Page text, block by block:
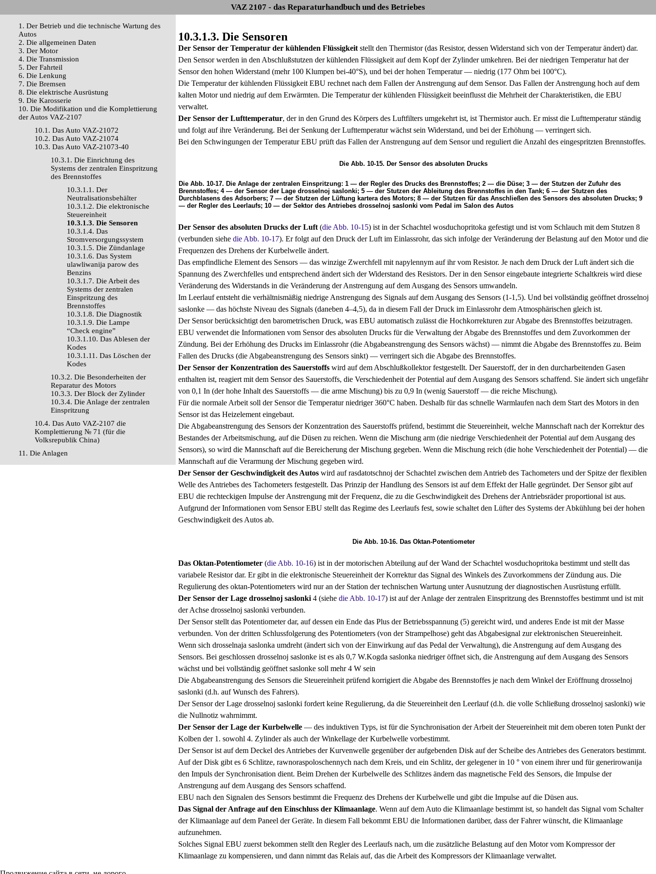
VAZ 2107 - das Reparaturhandbuch und des Betriebes
1. Der Betrieb und die technische Wartung des
Autos
2. Die allgemeinen Daten
3. Der Motor
4. Die Transmission
5. Der Fahrteil
6. Die Lenkung
7. Die Bremsen
8. Die elektrische Ausrüstung
9. Die Karosserie
10. Die Modifikation und die Komplettierung
der Autos VAZ-2107
10.1. Das Auto VAZ-21072
10.2. Das Auto VAZ-21074
10.3. Das Auto VAZ-21073-40
10.3.1. Die Einrichtung des
Systems der zentralen Einspritzung
des Brennstoffes
10.3.1.1. Der
Neutralisationsbehälter
10.3.1.2. Die elektronische
Steuereinheit
10.3.1.3. Die Sensoren
10.3.1.4. Das
Stromversorgungssystem
10.3.1.5. Die Zündanlage
10.3.1.6. Das System
ulawliwanija parow des
Benzins
10.3.1.7. Die Arbeit des
Systems der zentralen
Einspritzung des
Brennstoffes
10.3.1.8. Die Diagnostik
10.3.1.9. Die Lampe
“Check engine”
10.3.1.10. Das Ablesen der
Kodes
10.3.1.11. Das Löschen der
Kodes
10.3.2. Die Besonderheiten der
Reparatur des Motors
10.3.3. Der Block der Zylinder
10.3.4. Die Anlage der zentralen
Einspritzung
10.4. Das Auto VAZ-2107 die
Komplettierung № 71 (für die
Volksrepublik China)
11. Die Anlagen
10.3.1.3. Die Sensoren
Der Sensor der Temperatur der kühlenden Flüssigkeit stellt den Thermistor (das Resistor, dessen Widerstand sich von der Temperatur ändert) dar.
Den Sensor werden in den Abschlußstutzen der kühlenden Flüssigkeit auf dem Kopf der Zylinder umkehren. Bei der niedrigen Temperatur hat der
Sensor den hohen Widerstand (mehr 100 Klumpen bei-40°S), und bei der hohen Temperatur — niedrig (177 Ohm bei 100°С).
Die Temperatur der kühlenden Flüssigkeit EBU rechnet nach dem Fallen der Anstrengung auf dem Sensor. Das Fallen der Anstrengung hoch auf dem
kalten Motor und niedrig auf dem Erwärmten. Die Temperatur der kühlenden Flüssigkeit beeinflusst die Mehrheit der Charakteristiken, die EBU
verwaltet.
Der Sensor der Lufttemperatur, der in den Grund des Körpers des Luftfilters umgekehrt ist, ist Thermistor auch. Er misst die Lufttemperatur ständig
und folgt auf ihre Veränderung. Bei der Senkung der Lufttemperatur wächst sein Widerstand, und bei der Erhöhung — verringert sich.
Bei den Schwingungen der Temperatur EBU prüft das Fallen der Anstrengung auf dem Sensor und reguliert die Anzahl des eingespritzten Brennstoffes.
Die Abb. 10-15. Der Sensor des absoluten Drucks
Die Abb. 10-17. Die Anlage der zentralen Einspritzung: 1 — der Regler des Drucks des Brennstoffes; 2 — die Düse; 3 — der Stutzen der Zufuhr des
Brennstoffes; 4 — der Sensor der Lage drosselnoj saslonki; 5 — der Stutzen der Ableitung des Brennstoffes in den Tank; 6 — der Stutzen des
Durchblasens des Adsorbers; 7 — der Stutzen der Lüftung kartera des Motors; 8 — der Stutzen für das Anschließen des Sensors des absoluten Drucks; 9
— der Regler des Leerlaufs; 10 — der Sektor des Antriebes drosselnoj saslonki vom Pedal im Salon des Autos
Der Sensor des absoluten Drucks der Luft (die Abb. 10-15) ist in der Schachtel wosduchopritoka gefestigt und ist vom Schlauch mit dem Stutzen 8
(verbunden siehe die Abb. 10-17). Er folgt auf den Druck der Luft im Einlassrohr, das sich infolge der Veränderung der Belastung auf den Motor und die
Frequenzen des Drehens der Kurbelwelle ändert.
Das empfindliche Element des Sensors — das winzige Zwerchfell mit napylennym auf ihr vom Resistor. Je nach dem Druck der Luft ändert sich die
Spannung des Zwerchfelles und entsprechend ändert sich der Widerstand des Resistors. Der in den Sensor eingebaute integrierte Schaltkreis wird diese
Veränderung des Widerstands in die Veränderung der Anstrengung auf dem Ausgang des Sensors umwandeln.
Im Leerlauf entsteht die verhältnismäßig niedrige Anstrengung des Signals auf dem Ausgang des Sensors (1-1,5). Und bei vollständig geöffnet drosselnoj
saslonke — das höchste Niveau des Signals (daneben 4–4,5), da in diesem Fall der Druck im Einlassrohr dem Atmosphärischen gleich ist.
Der Sensor berücksichtigt den barometrischen Druck, was EBU automatisch zulässt die Hochkorrekturen zur Abgabe des Brennstoffes beizutragen.
EBU verwendet die Informationen vom Sensor des absoluten Drucks für die Verwaltung der Abgabe des Brennstoffes und dem Zuvorkommen der
Zündung. Bei der Erhöhung des Drucks im Einlassrohr (die Abgabeanstrengung des Sensors wächst) — nimmt die Abgabe des Brennstoffes zu. Beim
Fallen des Drucks (die Abgabeanstrengung des Sensors sinkt) — verringert sich die Abgabe des Brennstoffes.
Der Sensor der Konzentration des Sauerstoffs wird auf dem Abschlußkollektor festgestellt. Der Sauerstoff, der in den durcharbeitenden Gasen
enthalten ist, reagiert mit dem Sensor des Sauerstoffs, die Verschiedenheit der Potential auf dem Ausgang des Sensors schaffend. Sie ändert sich ungefähr
von 0,1 In (der hohe Inhalt des Sauerstoffs — die arme Mischung) bis zu 0,9 In (wenig Sauerstoff — die reiche Mischung).
Für die normale Arbeit soll der Sensor die Temperatur niedriger 360°С haben. Deshalb für das schnelle Warmlaufen nach dem Start des Motors in den
Sensor ist das Heizelement eingebaut.
Die Abgabeanstrengung des Sensors der Konzentration des Sauerstoffs prüfend, bestimmt die Steuereinheit, welche Mannschaft nach der Korrektur des
Bestandes der Arbeitsmischung, auf die Düsen zu reichen. Wenn die Mischung arm (die niedrige Verschiedenheit der Potential auf dem Ausgang des
Sensors), so wird die Mannschaft auf die Bereicherung der Mischung gegeben. Wenn die Mischung reich (die hohe Verschiedenheit der Potential) — die
Mannschaft auf die Verarmung der Mischung gegeben wird.
Der Sensor der Geschwindigkeit des Autos wird auf rasdatotschnoj der Schachtel zwischen dem Antrieb des Tachometers und der Spitze der flexiblen
Welle des Antriebes des Tachometers festgestellt. Das Prinzip der Handlung des Sensors ist auf dem Effekt der Halle gegründet. Der Sensor gibt auf
EBU die rechteckigen Impulse der Anstrengung mit der Frequenz, die zu die Geschwindigkeit des Drehens der Antriebsräder proportional ist aus.
Aufgrund der Informationen vom Sensor EBU stellt das Regime des Leerlaufs fest, sowie schaltet den Lüfter des Systems der Abkühlung bei der hohen
Geschwindigkeit des Autos ab.
Die Abb. 10-16. Das Oktan-Potentiometer
Das Oktan-Potentiometer (die Abb. 10-16) ist in der motorischen Abteilung auf der Wand der Schachtel wosduchopritoka bestimmt und stellt das
variabele Resistor dar. Er gibt in die elektronische Steuereinheit der Korrektur das Signal des Winkels des Zuvorkommens der Zündung aus. Die
Regulierung des oktan-Potentiometers wird nur an der Station der technischen Wartung unter Ausnutzung der diagnostischen Ausrüstung erfüllt.
Der Sensor der Lage drosselnoj saslonki 4 (siehe die Abb. 10-17) ist auf der Anlage der zentralen Einspritzung des Brennstoffes bestimmt und ist mit
der Achse drosselnoj saslonki verbunden.
Der Sensor stellt das Potentiometer dar, auf dessen ein Ende das Plus der Betriebsspannung (5) gereicht wird, und anderes Ende ist mit der Masse
verbunden. Von der dritten Schlussfolgerung des Potentiometers (von der Strampelhose) geht das Abgabesignal zur elektronischen Steuereinheit.
Wenn sich drosselnaja saslonka umdreht (ändert sich von der Einwirkung auf das Pedal der Verwaltung), die Anstrengung auf dem Ausgang des
Sensors. Bei geschlossen drosselnoj saslonke ist es als 0,7 W.Kogda saslonka niedriger öffnet sich, die Anstrengung auf dem Ausgang des Sensors
wächst und bei vollständig geöffnet saslonke soll mehr 4 W sein
Die Abgabeanstrengung des Sensors die Steuereinheit prüfend korrigiert die Abgabe des Brennstoffes je nach dem Winkel der Eröffnung drosselnoj
saslonki (d.h. auf Wunsch des Fahrers).
Der Sensor der Lage drosselnoj saslonki fordert keine Regulierung, da die Steuereinheit den Leerlauf (d.h. die volle Schließung drosselnoj saslonki) wie
die Nullnotiz wahrnimmt.
Der Sensor der Lage der Kurbelwelle — des induktiven Typs, ist für die Synchronisation der Arbeit der Steuereinheit mit dem oberen toten Punkt der
Kolben der 1. sowohl 4. Zylinder als auch der Winkellage der Kurbelwelle vorbestimmt.
Der Sensor ist auf dem Deckel des Antriebes der Kurvenwelle gegenüber der aufgebenden Disk auf der Scheibe des Antriebes des Generators bestimmt.
Auf der Disk gibt es 6 Schlitze, rawnoraspoloschennych nach dem Kreis, und ein Schlitz, der gelegener in 10 ° von einem ihrer und für generirowanija
den Impuls der Synchronisation dient. Beim Drehen der Kurbelwelle des Schlitzes ändern das magnetische Feld des Sensors, die Impulse der
Anstrengung auf dem Ausgang des Sensors schaffend.
EBU nach den Signalen des Sensors bestimmt die Frequenz des Drehens der Kurbelwelle und gibt die Impulse auf die Düsen aus.
Das Signal der Anfrage auf den Einschluss der Klimaanlage. Wenn auf dem Auto die Klimaanlage bestimmt ist, so handelt das Signal vom Schalter
der Klimaanlage auf dem Paneel der Geräte. In diesem Fall bekommt EBU die Informationen darüber, dass der Fahrer wünscht, die Klimaanlage
aufzunehmen.
Solches Signal EBU zuerst bekommen stellt den Regler des Leerlaufs nach, um die zusätzliche Belastung auf den Motor vom Kompressor der
Klimaanlage zu kompensieren, und dann nimmt das Relais auf, das die Arbeit des Kompressors der Klimaanlage verwaltet.